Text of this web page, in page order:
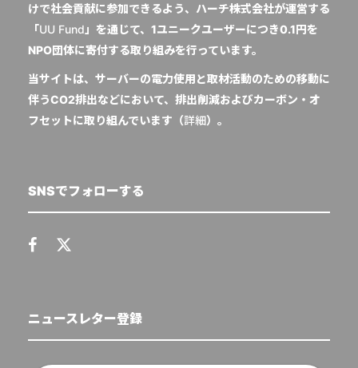
けで社会貢献に参加できるよう、ハーチ株式会社が運営する
「UU Fund 」を通じて、1ユニークユーザーにつき0.1円を
NPO団体に寄付する取り組みを行っています。
当サイトは、サーバーの電力使用と取材活動のための移動に
伴うCO2排出などにおいて、排出削減およびカーボン・オ
フセットに取り組んでいます（詳細）。
SNSでフォローする
ニュースレター登録